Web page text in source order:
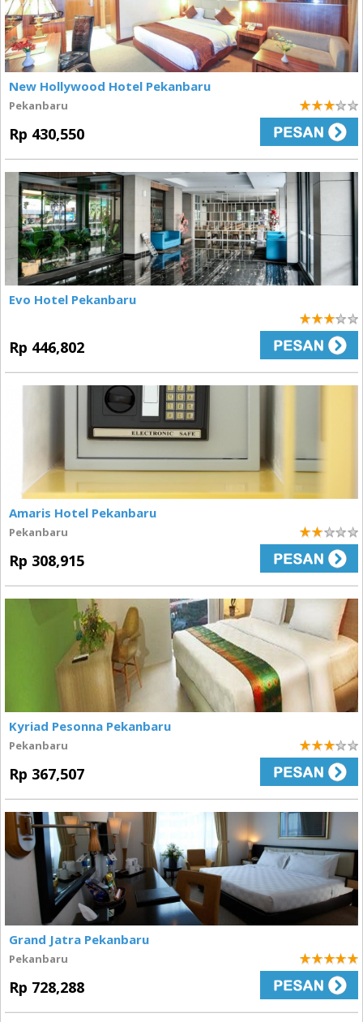
New Hollywood Hotel Pekanbaru
Pekanbaru
Rp 430,550
3
Evo Hotel Pekanbaru
Rp 446,802
3
Amaris Hotel Pekanbaru
Pekanbaru
Rp 308,915
2
Kyriad Pesonna Pekanbaru
Pekanbaru
Rp 367,507
3
Grand Jatra Pekanbaru
Pekanbaru
Rp 728,288
5